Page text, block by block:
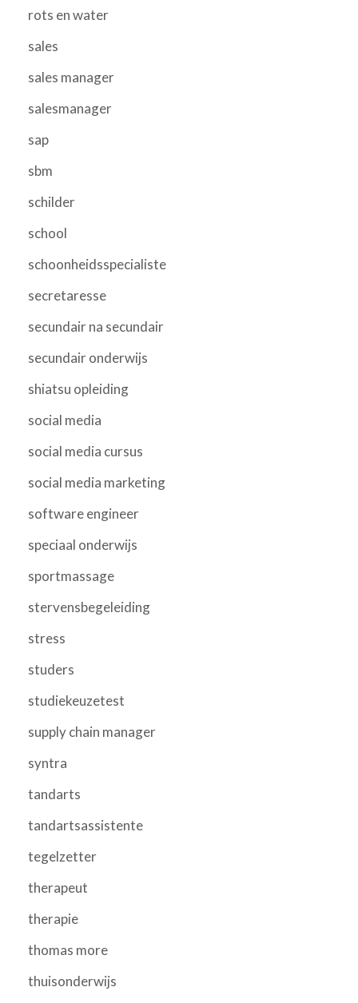
rots en water
sales
sales manager
salesmanager
sap
sbm
schilder
school
schoonheidsspecialiste
secretaresse
secundair na secundair
secundair onderwijs
shiatsu opleiding
social media
social media cursus
social media marketing
software engineer
speciaal onderwijs
sportmassage
stervensbegeleiding
stress
studers
studiekeuzetest
supply chain manager
syntra
tandarts
tandartsassistente
tegelzetter
therapeut
therapie
thomas more
thuisonderwijs